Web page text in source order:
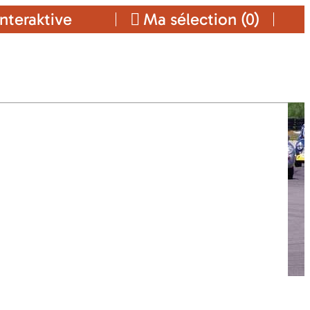
Ma sélection (0)